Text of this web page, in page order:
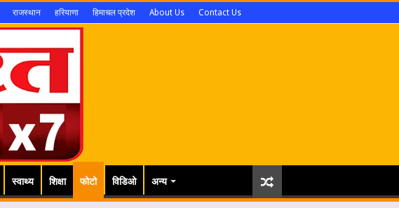
राजस्थान हरियाणा हिमाचल प्रदेश About Us Contact Us
स्वाथ्य शिक्षा फोटो विडिओ अन्य